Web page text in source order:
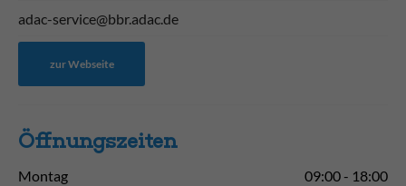
adac-service@bbr.adac.de
zur Webseite
Öffnungs­zeiten
Montag 09:00 - 18:00